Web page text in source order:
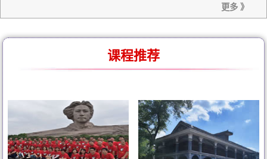
更多 》
课程推荐